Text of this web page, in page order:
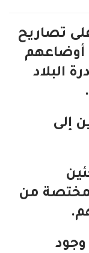
تصاريح
أوضاعهم
البلاد
إلى
من